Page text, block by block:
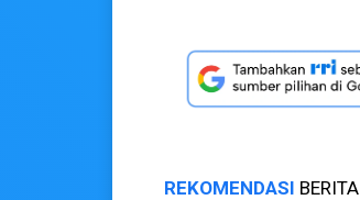
REKOMENDASI BERITA